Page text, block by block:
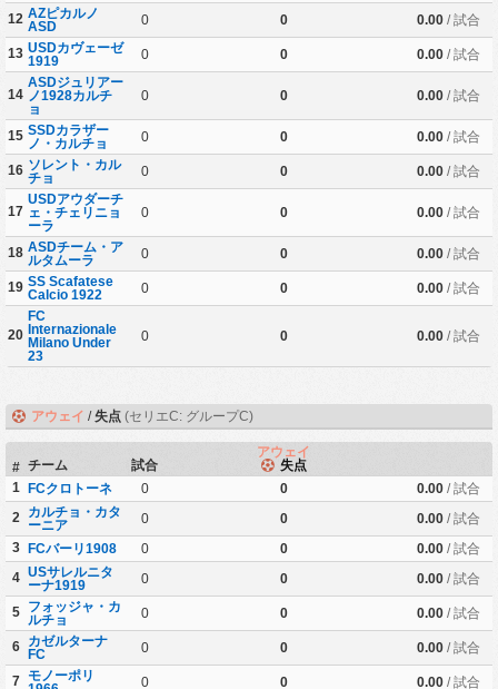
12 AZピカルノ
ASD
0 0 0.00/ 試合
13 USDカヴェーゼ
1919
0 0 0.00/ 試合
14
ASDジュリアー
ノ1928カルチ
ョ
0 0 0.00/ 試合
15 SSDカラザー
ノ・カルチョ
0 0 0.00/ 試合
16 ソレント・カル
チョ
0 0 0.00/ 試合
17
USDアウダーチ
ェ・チェリニョ
ーラ
0 0 0.00/ 試合
18 ASDチーム・ア
ルタムーラ
0 0 0.00/ 試合
19 SS Scafatese
Calcio 1922
0 0 0.00/ 試合
20
FC
Internazionale
Milano Under
23
0 0 0.00/ 試合
アウェイ /失点 (セリエC: グループC)
# チーム 試合
アウェイ
失点
1 FCクロトーネ 0 0 0.00/ 試合
2
カルチョ・カタ
ーニア
0 0 0.00/ 試合
3 FCバーリ1908 0 0 0.00/ 試合
4
USサレルニタ
ーナ1919
0 0 0.00/ 試合
5
フォッジャ・カ
ルチョ
0 0 0.00/ 試合
6
カゼルターナ
FC
0 0 0.00/ 試合
7
モノーポリ
0 0 0.00/ 試合